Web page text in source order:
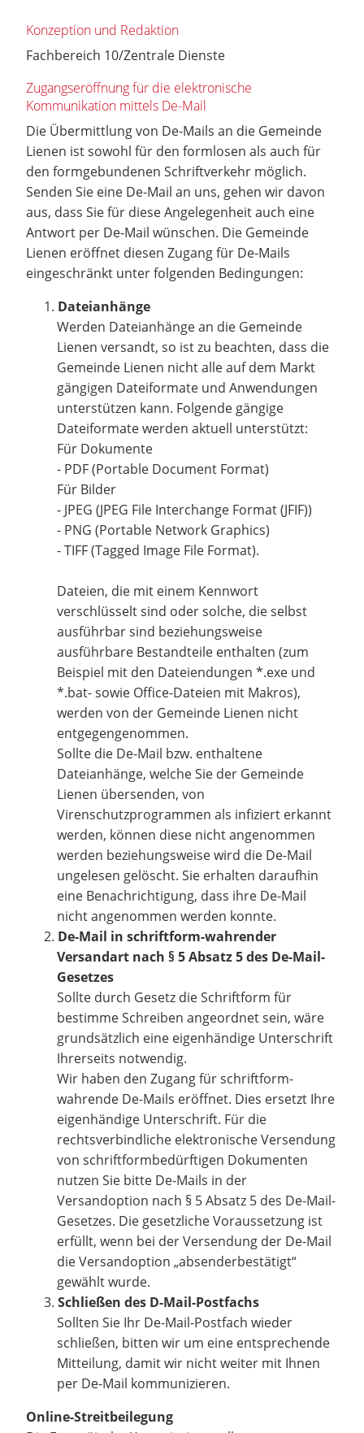
Konzeption und Redaktion
Fachbereich 10/Zentrale Dienste
Zugangseröffnung für die elektronische
Kommunikation mittels De-Mail
Die Übermittlung von De-Mails an die Gemeinde
Lienen ist sowohl für den formlosen als auch für
den formgebundenen Schriftverkehr möglich.
Senden Sie eine De-Mail an uns, gehen wir davon
aus, dass Sie für diese Angelegenheit auch eine
Antwort per De-Mail wünschen. Die Gemeinde
Lienen eröffnet diesen Zugang für De-Mails
eingeschränkt unter folgenden Bedingungen:
Dateianhänge
Werden Dateianhänge an die Gemeinde
Lienen versandt, so ist zu beachten, dass die
Gemeinde Lienen nicht alle auf dem Markt
gängigen Dateiformate und Anwendungen
unterstützen kann. Folgende gängige
Dateiformate werden aktuell unterstützt:
Für Dokumente
- PDF (Portable Document Format)
Für Bilder
- JPEG (JPEG File Interchange Format (JFIF))
- PNG (Portable Network Graphics)
- TIFF (Tagged Image File Format).
Dateien, die mit einem Kennwort
verschlüsselt sind oder solche, die selbst
ausführbar sind beziehungsweise
ausführbare Bestandteile enthalten (zum
Beispiel mit den Dateiendungen *.exe und
*.bat- sowie Office-Dateien mit Makros),
werden von der Gemeinde Lienen nicht
entgegengenommen.
Sollte die De-Mail bzw. enthaltene
Dateianhänge, welche Sie der Gemeinde
Lienen übersenden, von
Virenschutzprogrammen als infiziert erkannt
werden, können diese nicht angenommen
werden beziehungsweise wird die De-Mail
ungelesen gelöscht. Sie erhalten daraufhin
eine Benachrichtigung, dass ihre De-Mail
nicht angenommen werden konnte.
De-Mail in schriftform-wahrender
Versandart nach § 5 Absatz 5 des De-Mail-
Gesetzes
Sollte durch Gesetz die Schriftform für
bestimme Schreiben angeordnet sein, wäre
grundsätzlich eine eigenhändige Unterschrift
Ihrerseits notwendig.
Wir haben den Zugang für schriftform-
wahrende De-Mails eröffnet. Dies ersetzt Ihre
eigenhändige Unterschrift. Für die
rechtsverbindliche elektronische Versendung
von schriftformbedürftigen Dokumenten
nutzen Sie bitte De-Mails in der
Versandoption nach § 5 Absatz 5 des De-Mail-
Gesetzes. Die gesetzliche Voraussetzung ist
erfüllt, wenn bei der Versendung der De-Mail
die Versandoption „absenderbestätigt“
gewählt wurde.
Schließen des D-Mail-Postfachs
Sollten Sie Ihr De-Mail-Postfach wieder
schließen, bitten wir um eine entsprechende
Mitteilung, damit wir nicht weiter mit Ihnen
per De-Mail kommunizieren.
Online-Streitbeilegung